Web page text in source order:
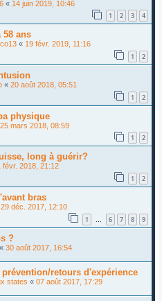
« 14 juin 2019, 10:46
1 2 3 4
58 ans
« 19 févr. 2019, 11:16
1 2
« 20 août 2018, 05:51
1 2
physique
25 mars 2018, 08:59
1 2
long à guérir?
févr. 2018, 21:12
1 2
bras
29 déc. 2017, 12:10
1 … 6 7 8 9
?
« 30 août 2017, 16:54
retours d'expérience
states « 07 août 2017, 17:29